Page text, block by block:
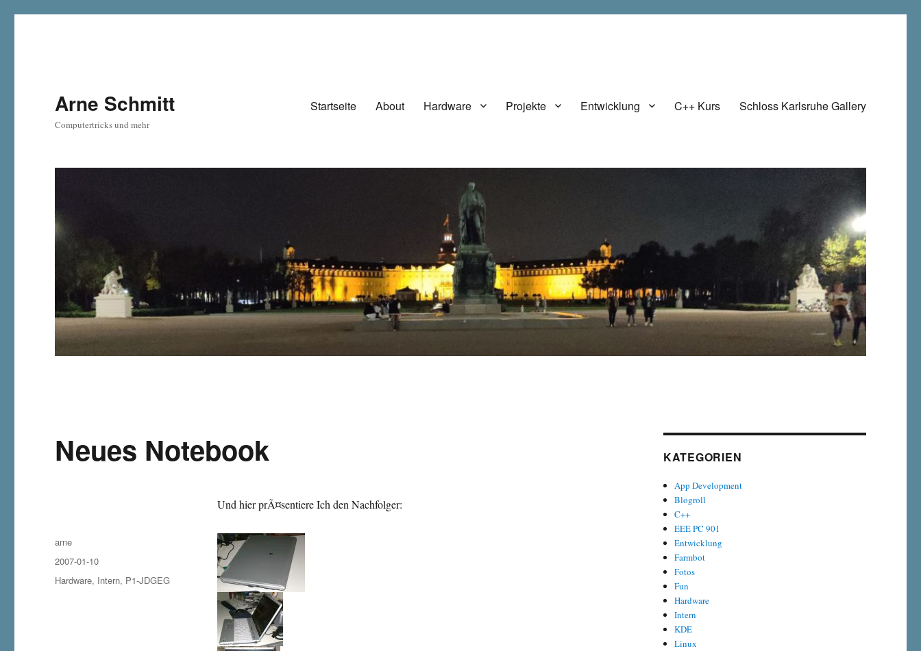
Arne Schmitt
Computertricks und mehr
Startseite About Hardware Projekte Entwicklung C++ Kurs Schloss Karlsruhe Gallery
Neues Notebook
Und hier prÃ¤sentiere Ich den Nachfolger:
Autor
arne
Veröffentlicht
am
2007-01-10
Kategorien
Hardware, Intern, P1-JDGEG
KATEGORIEN
App Development
Blogroll
C++
EEE PC 901
Entwicklung
Farmbot
Fotos
Fun
Hardware
Intern
KDE
Linux